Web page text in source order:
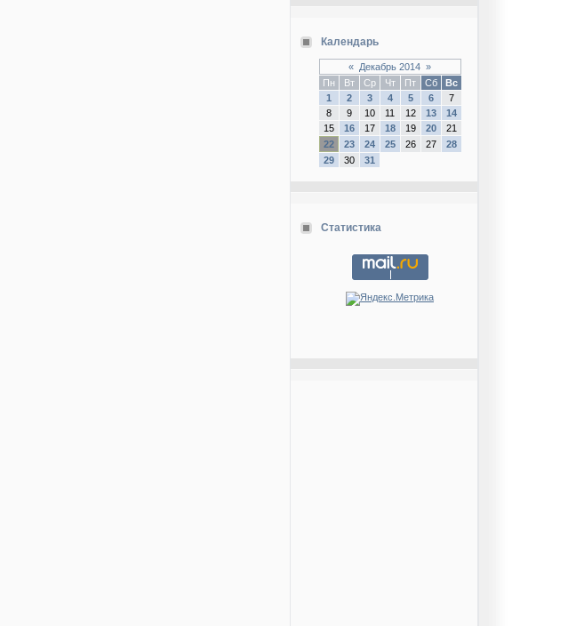
Календарь
« Декабрь 2014 »
Пн
Вт Ср Чт Пт Сб
Вс
1
2 3 4 5 6
7
8
9 10 11 12 13
14
15
16 17 18 19 20
21
22
23 24 25 26 27
28
29
30 31
Статистика